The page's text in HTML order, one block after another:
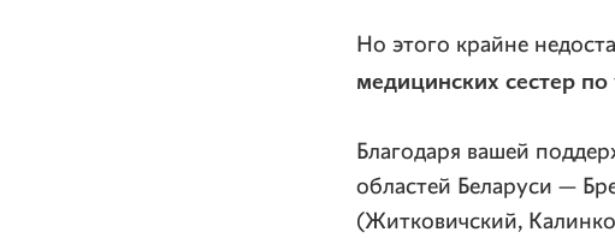
Но этого крайне
медицинских сестер
Благодаря вашей
областей Беларуси —
(Житковичский,